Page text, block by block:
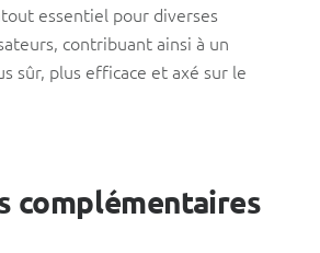
essentiel pour diverses
contribuant ainsi à un
sûr, plus efficace et axé sur le
complémentaires